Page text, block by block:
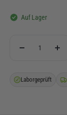
Auf Lager
Laborgeprüft